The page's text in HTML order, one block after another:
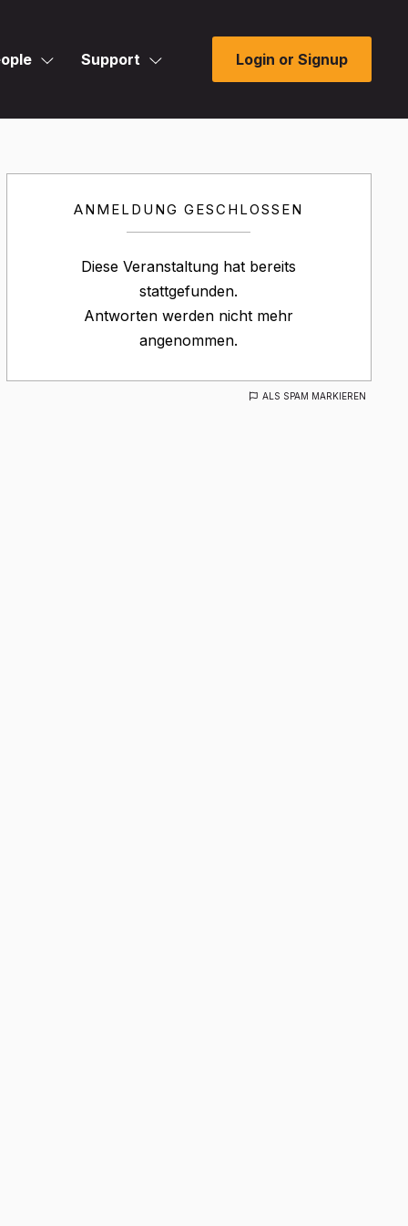
Support Login or Signup
ANMELDUNG GESCHLOSSEN
Diese Veranstaltung hat bereits
stattgefunden.
Antworten werden nicht mehr
angenommen.
ALS SPAM MARKIEREN